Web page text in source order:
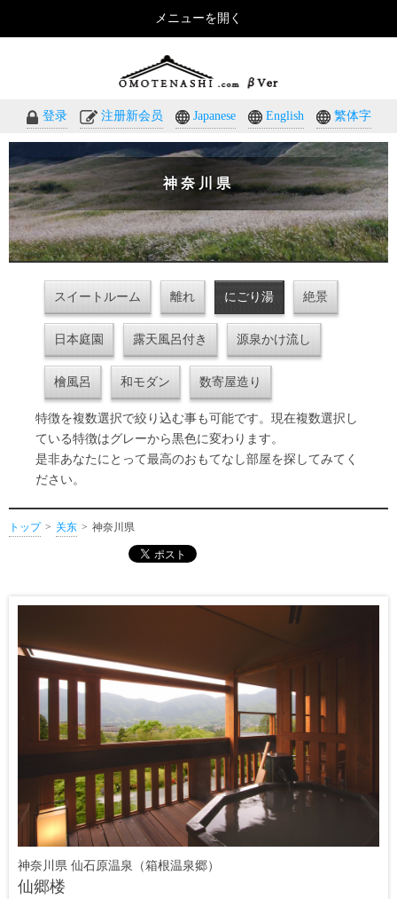
登录 注册新会员 Japanese English 繁体字
神奈川県
スイートルーム 離れ にごり湯 絶景
日本庭園 露天風呂付き 源泉かけ流し
檜風呂 和モダン 数寄屋造り
特徴を複数選択で絞り込む事も可能です。現在複数選択し
ている特徴はグレーから黒色に変わります。
是非あなたにとって最高のおもてなし部屋を探してみてく
ださい。
トップ 关东 神奈川県
神奈川県 仙石原温泉（箱根温泉郷）
仙郷楼
メニューを開く